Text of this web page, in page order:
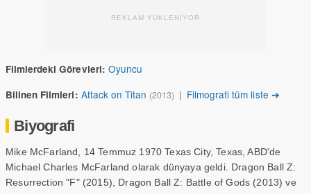
REKLAM YÜKLENİYOR
Filmlerdeki Görevleri: Oyuncu
Bilinen Filmleri: Attack on Titan (2013) | Filmografi tüm liste ➔
Biyografi
Mike McFarland, 14 Temmuz 1970 Texas City, Texas, ABD'de
Michael Charles McFarland olarak dünyaya geldi. Dragon Ball Z:
Resurrection "F" (2015), Dragon Ball Z: Battle of Gods (2013) ve